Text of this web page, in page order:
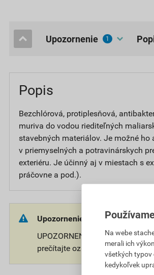
upozornenie 1
Popis
Bezchlórová, protiplesňová,
muriva do vodou riediteľných
stavebných materiálov. Je možné
v priemyselných a potravinárskych
exteriéru. Je účinný aj v miestach s
práčovne a pod.).
Upozornenie:
UPOZORNENIE: Používajte
prečítajte označenie a
Na webe
merali ich
všetkých typov
kedykoľvek